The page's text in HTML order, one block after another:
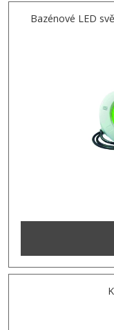
Bazénové LED